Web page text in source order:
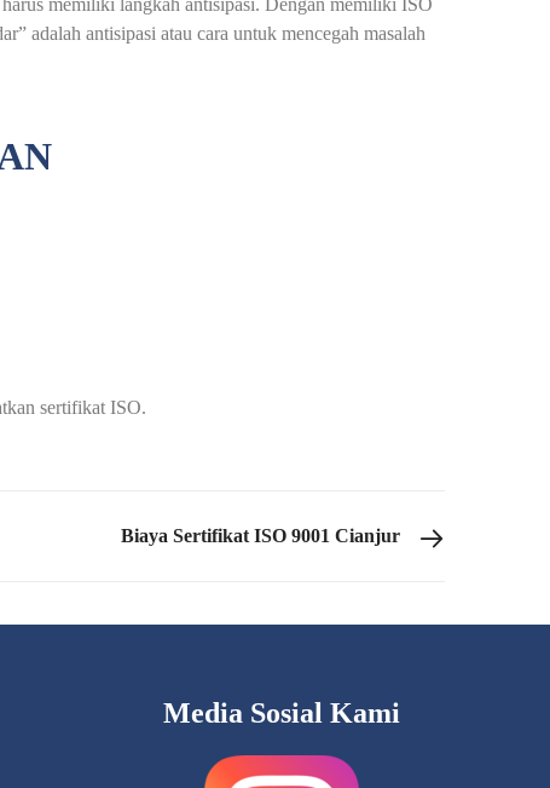
adalah antisipasi atau cara untuk mencegah masalah
sertifikat ISO.
Biaya Sertifikat ISO 9001 Cianjur
Media Sosial Kami